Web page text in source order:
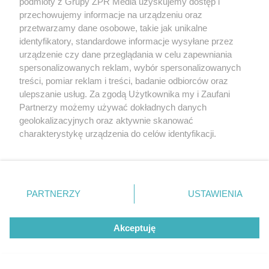
kobiety
DOMOWE TRIKI
domu
przechowujemy informacje na urządzeniu oraz
przetwarzamy dane osobowe, takie jak unikalne
identyfikatory, standardowe informacje wysyłane przez
urządzenie czy dane przeglądania w celu zapewniania
spersonalizowanych reklam, wybór spersonalizowanych
treści, pomiar reklam i treści, badanie odbiorców oraz
ulepszanie usług. Za zgodą Użytkownika my i Zaufani
Partnerzy możemy używać dokładnych danych
geolokalizacyjnych oraz aktywnie skanować
charakterystykę urządzenia do celów identyfikacji.
zmienić/wycofać klikając przycisk ustawień prywatności
znajdujący się w lewym dolnym rogu strony
rodzaje przetwarzania danych nie wymagają zgody
użytkownika, ale masz prawo sprzeciwić się takiemu
przetwarzaniu. Preferencje będą miały zastosowanie tylko
PARTNERZY USTAWIENIA
Akceptuję